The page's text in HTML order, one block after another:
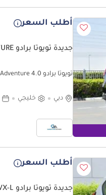
أطلب السعر
جديدة تويوتا برادو ADVENTURE
تويوتا برادو Adventure 4.0 (للتصدير فقط)
دبي خليجي
أطلب السعر
جديدة تويوتا برادو VX-L